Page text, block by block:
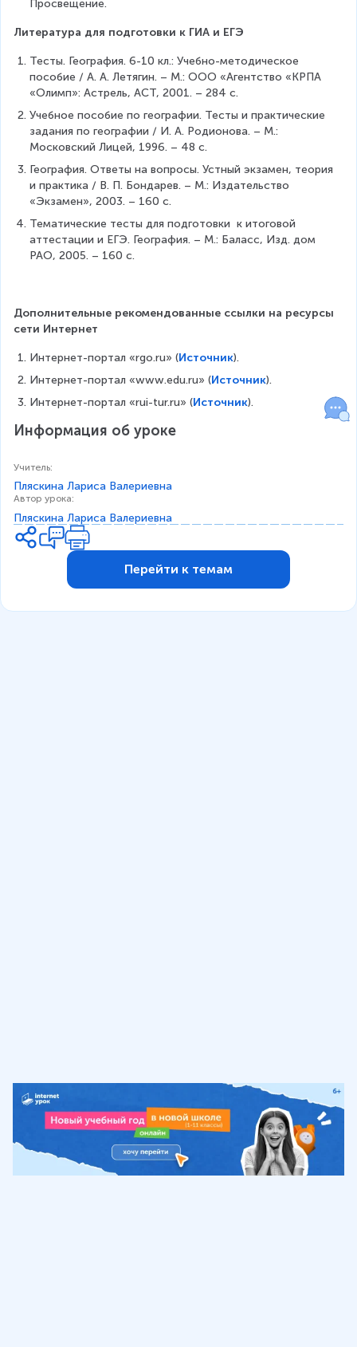
Просвещение.
Литература для подготовки к ГИА и ЕГЭ
Тесты. География. 6-10 кл.: Учебно-методическое
пособие / А. А. Летягин. – М.: ООО «Агентство «КРПА
«Олимп»: Астрель, АСТ, 2001. – 284 с.
Учебное пособие по географии. Тесты и практические
задания по географии / И. А. Родионова. – М.:
Московский Лицей, 1996. – 48 с.
География. Ответы на вопросы. Устный экзамен, теория
и практика / В. П. Бондарев. – М.: Издательство
«Экзамен», 2003. – 160 с.
Тематические тесты для подготовки  к итоговой
аттестации и ЕГЭ. География. – М.: Баласс, Изд. дом
РАО, 2005. – 160 с.
Дополнительные рекомендованные ссылки на ресурсы
сети Интернет
Интернет-портал «rgo.ru»‎ (Источник).
Интернет-портал «www.edu.ru» (Источник).
Интернет-портал «rui-tur.ru» (Источник).
Информация об уроке
Учитель:
Пляскина Лариса Валериевна
Автор урока:
Пляскина Лариса Валериевна
Перейти к темам